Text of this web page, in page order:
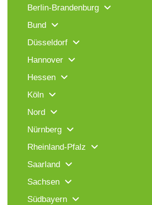
Berlin-Brandenburg
Bund
Düsseldorf
Hannover
Hessen
Köln
Nord
Nürnberg
Rheinland-Pfalz
Saarland
Sachsen
Südbayern